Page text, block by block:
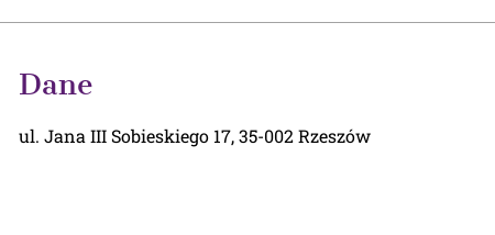
Dane
ul. Jana III Sobieskiego 17, 35-002 Rzeszów